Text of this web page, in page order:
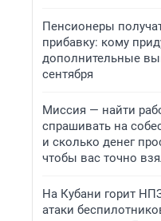
Пенсионеры
прибавку: кому
дополнительные
сентября
Миссия — найти
спрашивать на
и сколько денег
чтобы вас точно
На Кубани горит
атаки